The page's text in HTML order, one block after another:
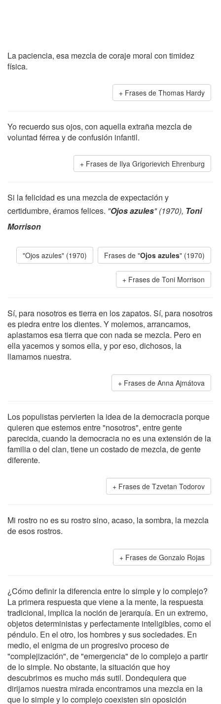
La paciencia, esa mezcla de coraje moral con timidez
física.
Frases de Thomas Hardy
Yo recuerdo sus ojos, con aquella extraña mezcla de
voluntad férrea y de confusión infantil.
Frases de Ilya Grigorievich Ehrenburg
Si la felicidad es una mezcla de expectación y
certidumbre, éramos felices. "Ojos azules" (1970), Toni
Morrison
"Ojos azules" (1970) Frases de "Ojos azules" (1970)
Frases de Toni Morrison
Sí, para nosotros es tierra en los zapatos. Sí, para nosotros
es piedra entre los dientes. Y molemos, arrancamos,
aplastamos esa tierra que con nada se mezcla. Pero en
ella yacemos y somos ella, y por eso, dichosos, la
llamamos nuestra.
Frases de Anna Ajmátova
Los populistas pervierten la idea de la democracia porque
quieren que estemos entre "nosotros", entre gente
parecida, cuando la democracia no es una extensión de la
familia o del clan, tiene un costado de mezcla, de gente
diferente.
Frases de Tzvetan Todorov
Mi rostro no es su rostro sino, acaso, la sombra, la mezcla
de esos rostros.
Frases de Gonzalo Rojas
¿Cómo definir la diferencia entre lo simple y lo complejo?
La primera respuesta que viene a la mente, la respuesta
tradicional, implica la noción de jerarquía. En un extremo,
objetos deterministas y perfectamente inteligibles, como el
péndulo. En el otro, los hombres y sus sociedades. En
medio, el enigma de un progresivo proceso de
"complejización", de "emergencia" de lo complejo a partir
de lo simple. No obstante, la situación que hoy
descubrimos es mucho más sutil. Dondequiera que
dirijamos nuestra mirada encontramos una mezcla en la
que lo simple y lo complejo coexisten sin oposición